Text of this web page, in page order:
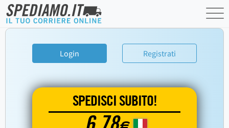
Login Registrati
SPEDISCI SUBITO!